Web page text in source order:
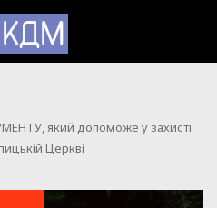
який допоможе у захисті
Церкві